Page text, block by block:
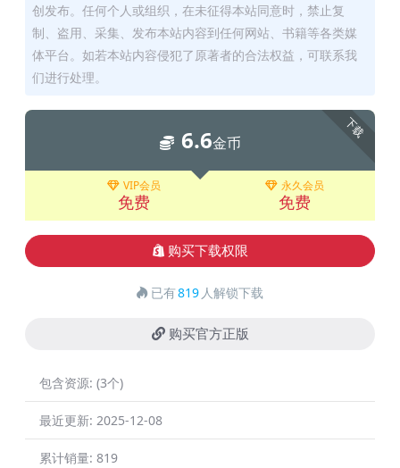
创发布。任何个人或组织，在未征得本站同意时，禁止复
制、盗用、采集、发布本站内容到任何网站、书籍等各类媒
体平台。如若本站内容侵犯了原著者的合法权益，可联系我
们进行处理。
下载
6.6金币
VIP会员
免费
永久会员
免费
购买下载权限
已有819 人解锁下载
购买官方正版
包含资源: (3个)
最近更新: 2025-12-08
累计销量: 819